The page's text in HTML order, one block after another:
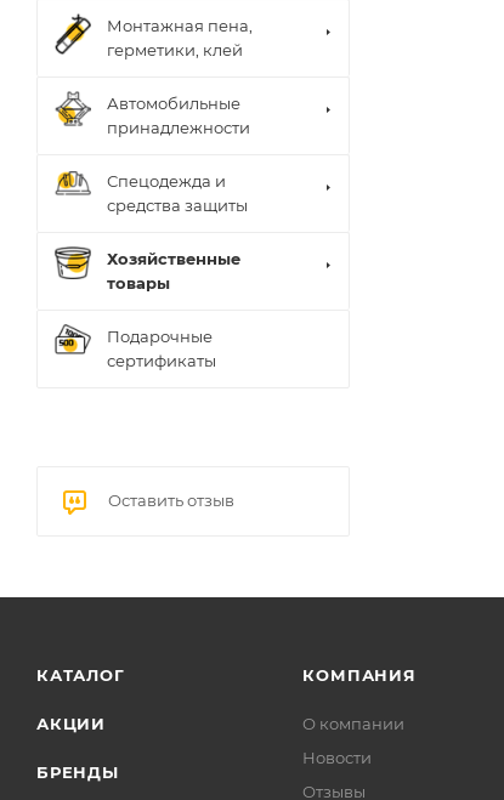
Монтажная пена,
герметики, клей
Автомобильные
принадлежности
Спецодежда и
средства защиты
Хозяйственные
товары
Подарочные
сертификаты
Оставить отзыв
КАТАЛОГ
АКЦИИ
БРЕНДЫ
КОМПАНИЯ
О компании
Новости
Отзывы